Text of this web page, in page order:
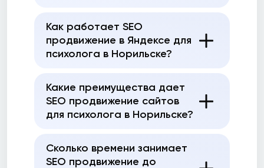
Как работает SEO
продвижение в Яндексе для
психолога в Норильске?
Какие преимущества дает
SEO продвижение сайтов
для психолога в Норильске?
Сколько времени занимает
SEO продвижение до